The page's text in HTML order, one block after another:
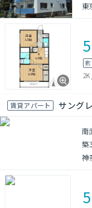
東
敷
2K
賃貸アパート サング
南
築
神